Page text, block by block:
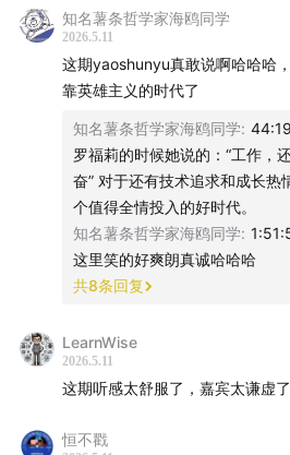
理。他的人生奋斗姿态是——“总
年的物理，来到崭新的AI行业。过
Anthropic和Google DeepMind
了Claude 3.7、4.5、Gemini 3等
姚顺宇一点也不nerd。有时，他
表一点“小疯”言论。
第一次见面，他就对我说：“我在
师，又没有什么旧友，我当然想喷
人。访谈中，他也说了一些直白言论
知名薯条哲学家海鸥同学
2026.5.11
这期yaoshunyu真敢说啊哈哈哈
靠英雄主义的时代了
知名薯条哲学家海鸥同学:
罗福莉的时候她说的：“工作，
奋” 对于还有技术追求和成长热
个值得全情投入的好时代。
知名薯条哲学家海鸥同学:
这里笑的好爽朗真诚哈哈哈
共8条回复
LearnWise
2026.5.11
这期听感太舒服了，嘉宾太谦虚了
恒不戳